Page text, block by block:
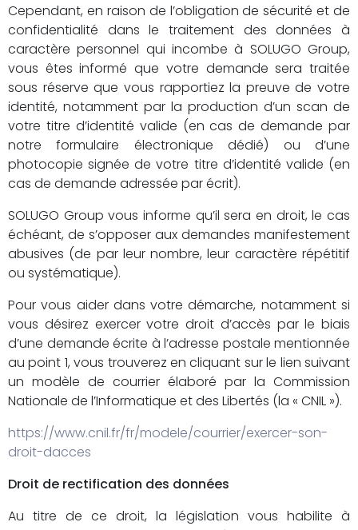
Cependant, en raison de l’obligation de sécurité et de
confidentialité dans le traitement des données à
caractère personnel qui incombe à SOLUGO Group,
vous êtes informé que votre demande sera traitée
sous réserve que vous rapportiez la preuve de votre
identité, notamment par la production d’un scan de
votre titre d’identité valide (en cas de demande par
notre formulaire électronique dédié) ou d’une
photocopie signée de votre titre d’identité valide (en
cas de demande adressée par écrit).
SOLUGO Group vous informe qu’il sera en droit, le cas
échéant, de s’opposer aux demandes manifestement
abusives (de par leur nombre, leur caractère répétitif
ou systématique).
Pour vous aider dans votre démarche, notamment si
vous désirez exercer votre droit d’accès par le biais
d’une demande écrite à l’adresse postale mentionnée
au point 1, vous trouverez en cliquant sur le lien suivant
un modèle de courrier élaboré par la Commission
Nationale de l’Informatique et des Libertés (la « CNIL »).
https://www.cnil.fr/fr/modele/courrier/exercer-son-
droit-dacces
Droit de rectification des données
Au titre de ce droit, la législation vous habilite à